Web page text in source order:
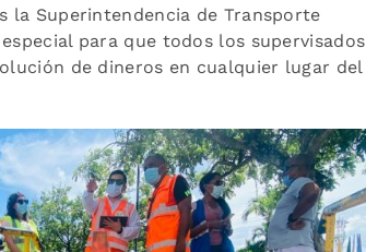
la Superintendencia de Transporte
para que todos los supervisados
de dineros en cualquier lugar del